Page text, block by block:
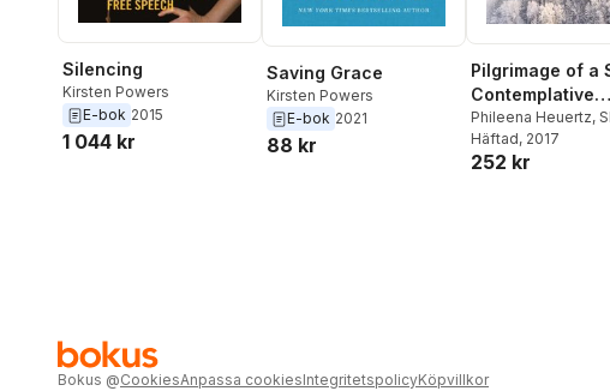
Silencing
Kirsten Powers
E-bok 2015
1 044 kr
Saving Grace
Kirsten Powers
E-bok 2021
88 kr
Pilgrimage of a
Contemplative
Spirituality for
Active Life
Phileena Heuertz,
Niequist
Häftad, 2017
252 kr
Bokus @CookiesAnpassa cookiesIntegritetspolicyKöpvillkor